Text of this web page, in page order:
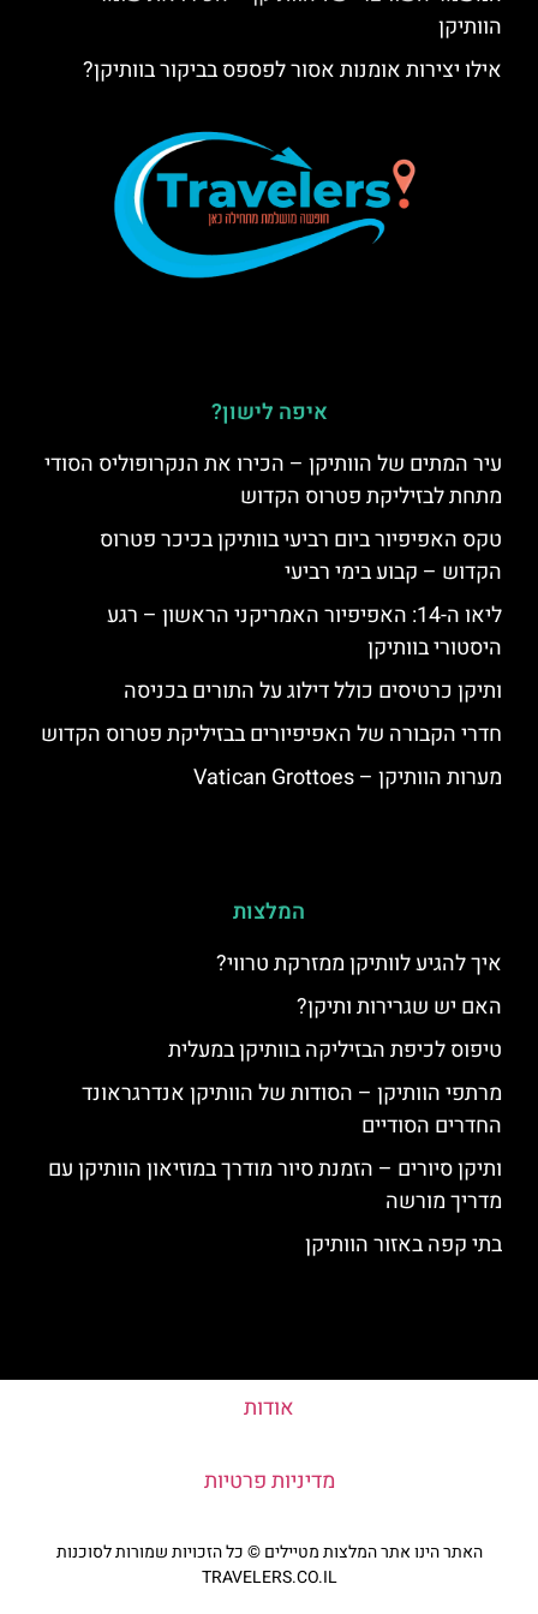
הוותיקן
אילו יצירות אומנות אסור לפספס בביקור בוותיקן?
איפה לישון?
עיר המתים של הוותיקן – הכירו את הנקרופוליס הסודי
מתחת לבזיליקת פטרוס הקדוש
טקס האפיפיור ביום רביעי בוותיקן בכיכר פטרוס
הקדוש – קבוע בימי רביעי
ליאו ה-14: האפיפיור האמריקני הראשון – רגע
היסטורי בוותיקן
ותיקן כרטיסים כולל דילוג על התורים בכניסה
חדרי הקבורה של האפיפיורים בבזיליקת פטרוס הקדוש
מערות הוותיקן – Vatican Grottoes
המלצות
איך להגיע לוותיקן ממזרקת טרווי?
האם יש שגרירות ותיקן?
טיפוס לכיפת הבזיליקה בוותיקן במעלית
מרתפי הוותיקן – הסודות של הוותיקן אנדרגראונד
החדרים הסודיים
ותיקן סיורים – הזמנת סיור מודרך במוזיאון הוותיקן עם
מדריך מורשה
בתי קפה באזור הוותיקן
אודות
מדיניות פרטיות
האתר הינו אתר המלצות מטיילים © כל הזכויות שמורות לסוכנות
TRAVELERS.CO.IL